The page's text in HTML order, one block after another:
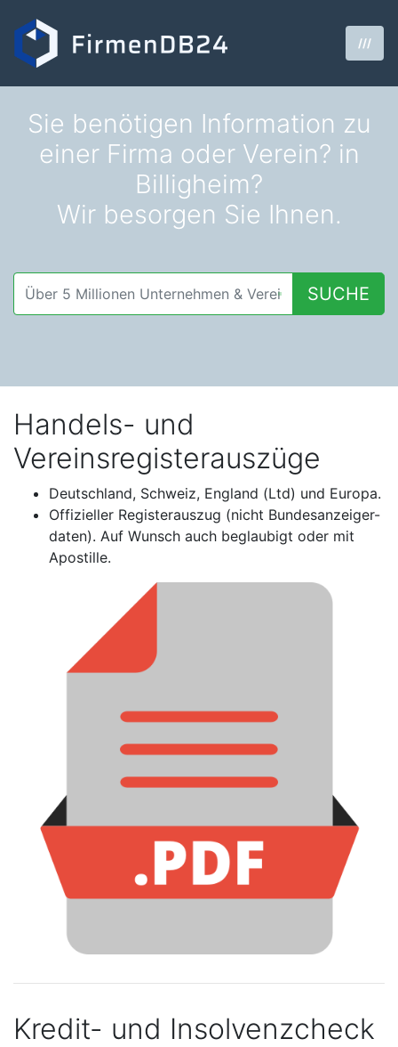
///
Sie benötigen Information zu
einer Firma oder Verein? in
Billigheim?
Wir besorgen Sie Ihnen.
SUCHE
Handels- und
Vereinsregisterauszüge
Deutschland, Schweiz, England (Ltd) und Europa.
Offizieller Registerauszug (nicht Bundesanzeiger-
daten). Auf Wunsch auch beglaubigt oder mit
Apostille.
Kredit- und Insolvenzcheck